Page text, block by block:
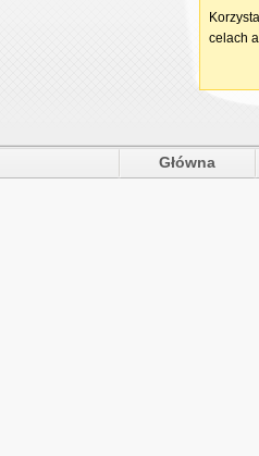
Główna
celach